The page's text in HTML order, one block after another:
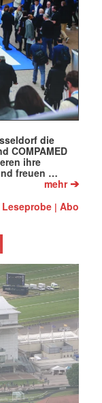
die
COMPAMED
ihre
freuen …
mehr➔
Leseprobe |Abo